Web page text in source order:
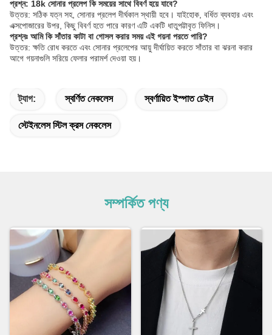
প্রশ্ন: 18k সোনার প্রলেপ কি সময়ের সাথে বিবর্ণ হয়ে যাবে?
উত্তর: সঠিক যত্ন সহ, সোনার প্রলেপ দীর্ঘকাল স্থায়ী হবে। যাইহোক, বর্ধিত ব্যবহার এবং
এক্সপোজারের উপর, কিছু বিবর্ণ হতে পারে কারণ এটি একটি ধাতুপট্টাবৃত ফিনিস।
প্রশ্নঃ আমি কি সাঁতার কাটা বা গোসল করার সময় এই গয়না পরতে পারি?
উত্তর: ক্ষতি রোধ করতে এবং সোনার প্রলেপের আয়ু দীর্ঘায়িত করতে সাঁতার বা ঝরনা করার
আগে গয়নাগুলি সরিয়ে ফেলার পরামর্শ দেওয়া হয়।
ট্যাগ: স্বর্ণিত নেকলেস স্বর্ণায়িত ইস্পাত চেইন
স্টেইনলেস স্টিল ক্রস নেকলেস
সম্পর্কিত পণ্য